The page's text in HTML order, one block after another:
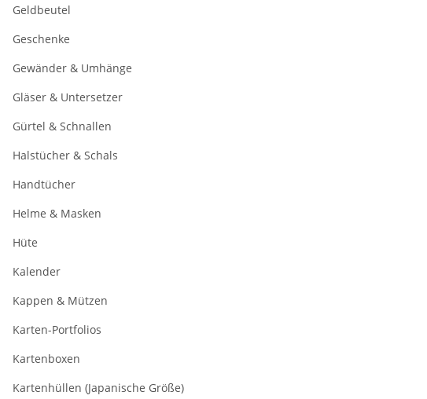
Geldbeutel
Geschenke
Gewänder & Umhänge
Gläser & Untersetzer
Gürtel & Schnallen
Halstücher & Schals
Handtücher
Helme & Masken
Hüte
Kalender
Kappen & Mützen
Karten-Portfolios
Kartenboxen
Kartenhüllen (Japanische Größe)